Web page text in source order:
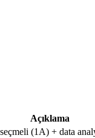
Açıklama
(1A) + data